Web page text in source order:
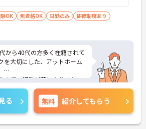
OK 無資格OK 日勤のみ
研修制度あり
から40代の方多く在籍されて
を大切にした、アットホーム
ので、通勤が苦になりませ
ロー体制が整っているので、
。
面接対策ポイントなど、さら
ますのでお気軽にご相談くだ
る 無料 紹介してもらう